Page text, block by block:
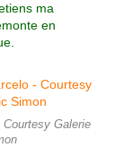
ma
en
Galerie